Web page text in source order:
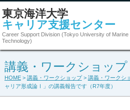
東京海洋大学
キャリア支援センター
Career Support Division (Tokyo University of Marine
Technology)
講義・ワークショップ
HOME> 講義・ワークショップ> 講義・ワークシ
ャリア形成論Ⅰ」の講義報告です（R7年度）